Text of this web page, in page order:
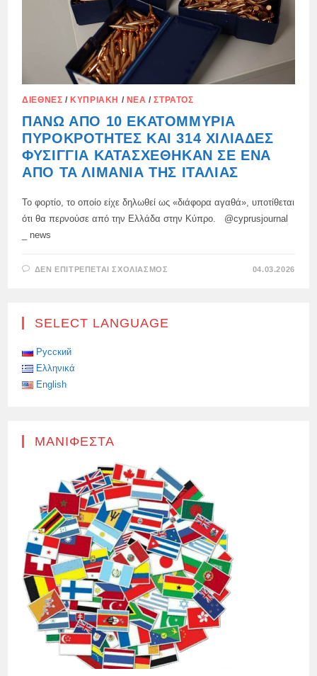
ΔΙΕΘΝΈΣ /ΚΥΠΡΙΑΚΉ / ΝΈΑ /ΣΤΡΑΤΌΣ
ΠΆΝΩ ΑΠΌ 10 ΕΚΑΤΟΜΜΎΡΙΑ
ΠΥΡΟΚΡΟΤΗΤΈΣ ΚΑΙ 314 ΧΙΛΙΆΔΕΣ
ΦΥΣΊΓΓΙΑ ΚΑΤΑΣΧΈΘΗΚΑΝ ΣΕ ΈΝΑ
ΑΠΌ ΤΑ ΛΙΜΆΝΙΑ ΤΗΣ ΙΤΑΛΊΑΣ
Το φορτίο, το οποίο είχε δηλωθεί ως «διάφορα αγαθά», υποτίθεται
ότι θα περνούσε από την Ελλάδα στην Κύπρο. @cyprusjournal
_ news
ΔΕΝ ΕΠΙΤΡΈΠΕΤΑΙ ΣΧΟΛΙΑΣΜΌΣ
ΚΑΙ
04.03.2026
SELECT LANGUAGE
Русский
Ελληνικά
English
ΜΑΝΙΦΈΣΤΑ